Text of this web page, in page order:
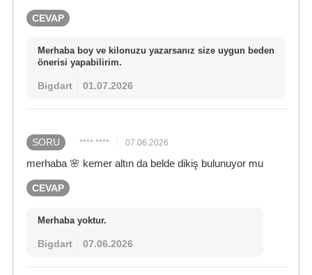
CEVAP
Merhaba boy ve kilonuzu yazarsanız size uygun beden
önerisi yapabilirim.
Bigdart 01.07.2026
SORU **** **** 07.06.2026
merhaba 🌸 kemer altın da belde dikiş bulunuyor mu
CEVAP
Merhaba yoktur.
Bigdart 07.06.2026